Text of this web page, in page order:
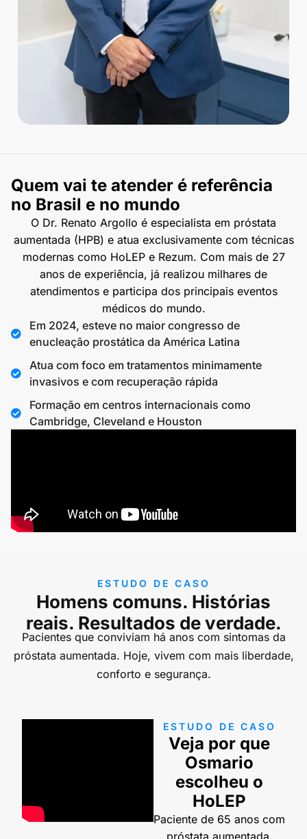
Quem vai te atender é referência
no Brasil e no mundo
O Dr. Renato Argollo é especialista em próstata
aumentada (HPB) e atua exclusivamente com técnicas
modernas como HoLEP e Rezum. Com mais de 27
anos de experiência, já realizou milhares de
atendimentos e participa dos principais eventos
médicos do mundo.
Em 2024, esteve no maior congresso de
enucleação prostática da América Latina
Atua com foco em tratamentos minimamente
invasivos e com recuperação rápida
Formação em centros internacionais como
Cambridge, Cleveland e Houston
ESTUDO DE CASO
Homens comuns. Histórias
reais. Resultados de verdade.
Pacientes que conviviam há anos com sintomas da
próstata aumentada. Hoje, vivem com mais liberdade,
conforto e segurança.
ESTUDO DE CASO
Veja por que
Osmario
escolheu o
HoLEP
Paciente de 65 anos com